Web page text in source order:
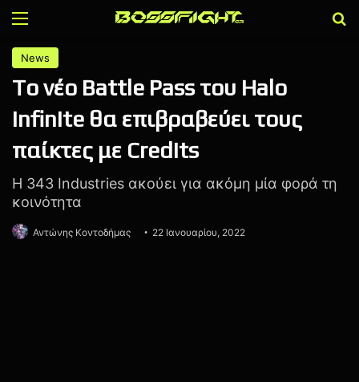
Menu
News
To νέο Battle Pass του Halo
Infinite θα επιβραβεύει τους
παίκτες με Credits
H 343 Industries ακούει για ακόμη μία φορά τη
κοινότητα
Αντώνης Κοντοδήμας 22 Ιανουαρίου, 2022